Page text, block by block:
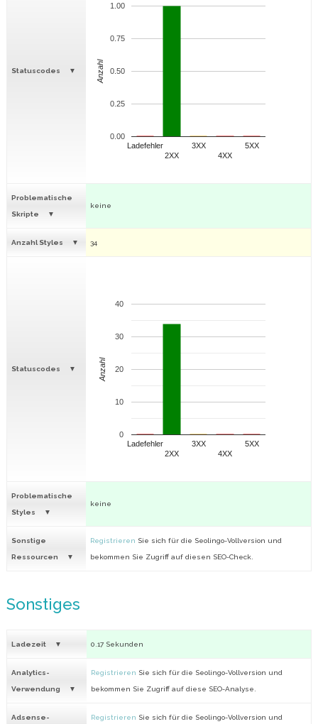
Statuscodes
Ladefehler
2XX
3XX
4XX
5XX
0.00
0.25
0.50
0.75
1.00
Anzahl
Problematische
Skripte
keine
Anzahl Styles 34
Statuscodes
Ladefehler
2XX
3XX
4XX
5XX
0
10
20
30
40
Anzahl
Problematische
Styles
keine
Sonstige
Ressourcen
Registrieren Sie sich für die Seolingo-Vollversion und
bekommen Sie Zugriff auf diesen SEO-Check.
Sonstiges
Ladezeit 0.17 Sekunden
Analytics-
Verwendung
Registrieren Sie sich für die Seolingo-Vollversion und
bekommen Sie Zugriff auf diese SEO-Analyse.
Adsense- Registrieren Sie sich für die Seolingo-Vollversion und